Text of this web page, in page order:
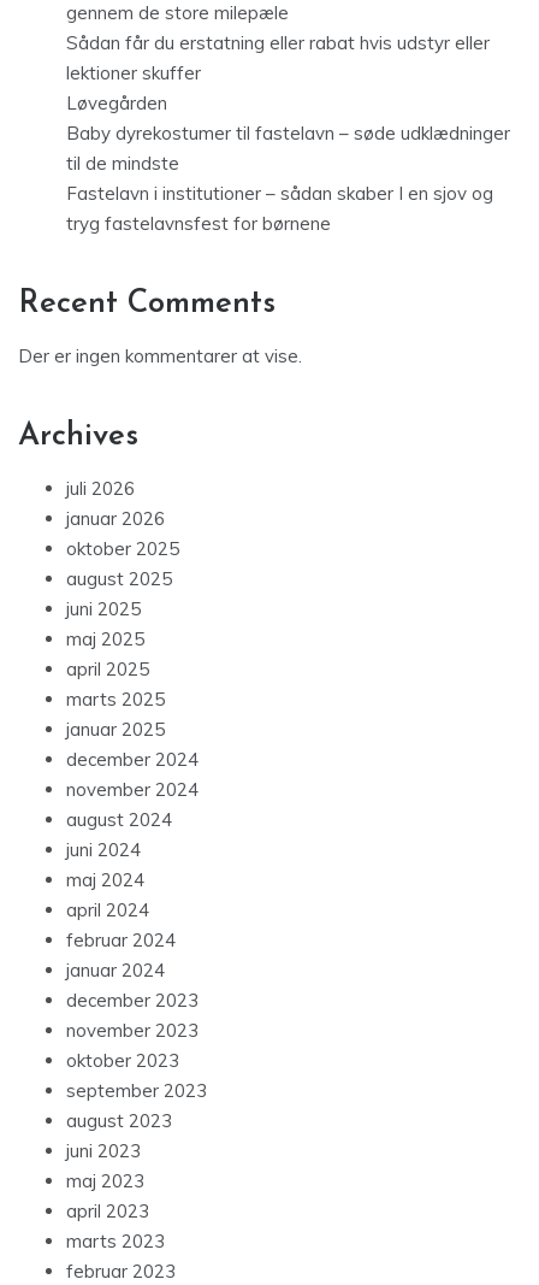
gennem de store milepæle
Sådan får du erstatning eller rabat hvis udstyr eller
lektioner skuffer
Løvegården
Baby dyrekostumer til fastelavn – søde udklædninger
til de mindste
Fastelavn i institutioner – sådan skaber I en sjov og
tryg fastelavnsfest for børnene
Recent Comments
Der er ingen kommentarer at vise.
Archives
juli 2026
januar 2026
oktober 2025
august 2025
juni 2025
maj 2025
april 2025
marts 2025
januar 2025
december 2024
november 2024
august 2024
juni 2024
maj 2024
april 2024
februar 2024
januar 2024
december 2023
november 2023
oktober 2023
september 2023
august 2023
juni 2023
maj 2023
april 2023
marts 2023
februar 2023